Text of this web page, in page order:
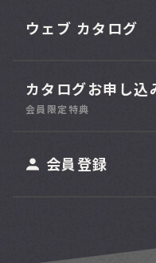
ウェブ カタログ
カタログお申し込
会員限定特典
会員登録